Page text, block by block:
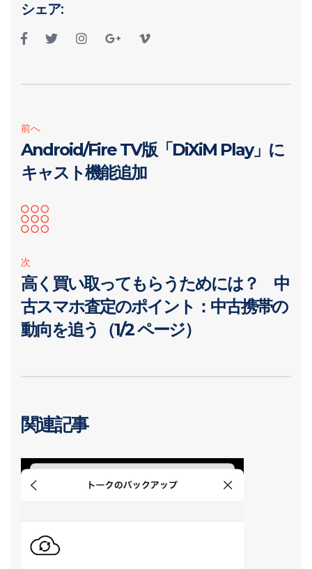
シェア:
前へ
Android/Fire TV版「DiXiM Play」に
キャスト機能追加
次
高く買い取ってもらうためには？ 中
古スマホ査定のポイント：中古携帯の
動向を追う（1/2 ページ）
関連記事